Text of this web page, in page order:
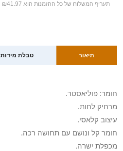
תעריף המשלוח של כל ההזמנות הוא ₪41.97
תיאור טבלת מידות
חומר: פוליאסטר.
מרחיק לחות.
עיצוב קלאסי.
חומר קל ונושם עם תחושה רכה.
מכפלת ישרה.